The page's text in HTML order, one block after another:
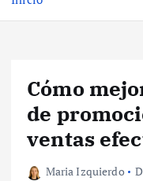
Cómo
de
ventas
Maria Izquierdo